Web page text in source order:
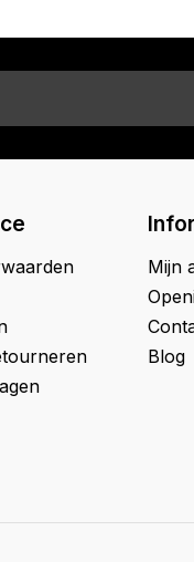
Mijn
Blog